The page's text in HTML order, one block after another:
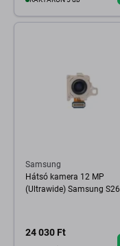
Samsung
Hátsó kamera 12 MP
(Ultrawide) Samsung S26
24 030 Ft